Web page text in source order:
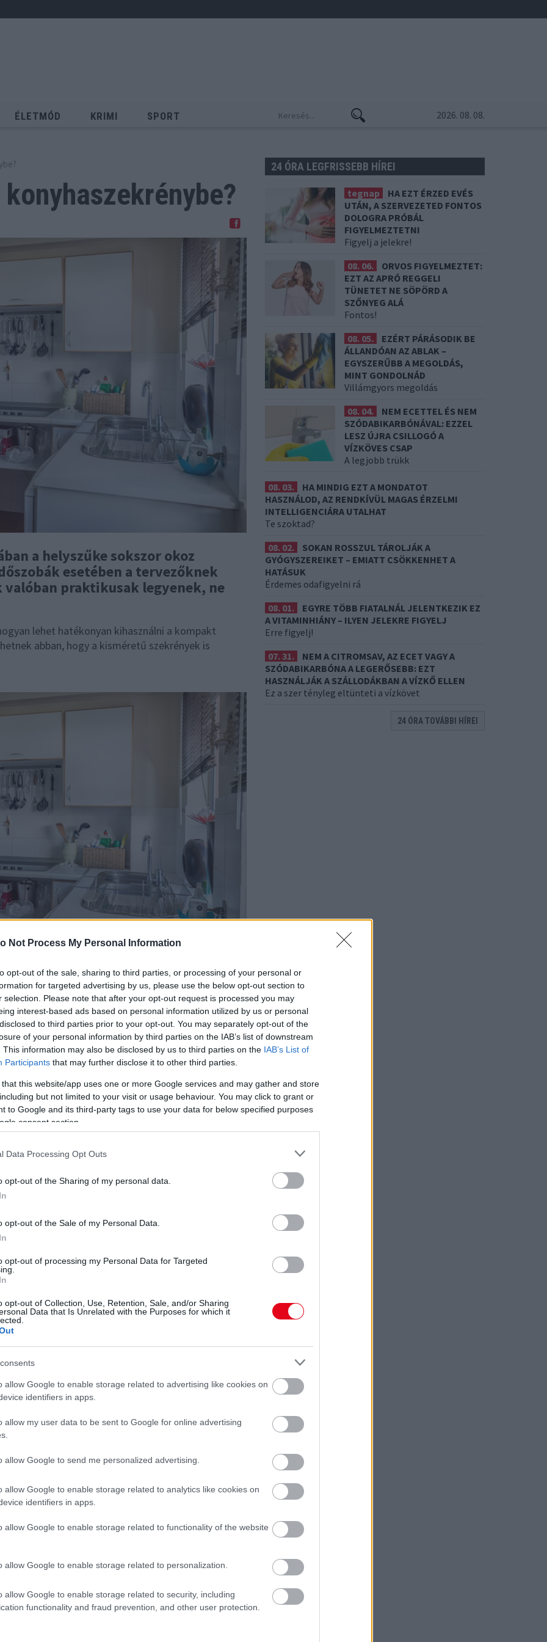
Not Process My Personal Information
opt-out of the sale, sharing to third parties, or processing of your personal or
for targeted advertising by us, please use the below opt-out section to
selection. Please note that after your opt-out request is processed you may
interest-based ads based on personal information utilized by us or personal
to third parties prior to your opt-out. You may separately opt-out of the
of your personal information by third parties on the IAB’s list of downstream
This information may also be disclosed by us to third parties on the IAB’s List of
Participants that may further disclose it to other third parties.
that this website/app uses one or more Google services and may gather and store
but not limited to your visit or usage behaviour. You may click to grant or
to Google and its third-party tags to use your data for below specified purposes
consent section.
Data Processing Opt Outs
opt-out of the Sharing of my personal data.
opt-out of the Sale of my Personal Data.
opt-out of processing my Personal Data for Targeted
opt-out of Collection, Use, Retention, Sale, and/or Sharing
Data that Is Unrelated with the Purposes for which it
allow Google to enable storage related to advertising like cookies on
identifiers in apps.
allow my user data to be sent to Google for online advertising
allow Google to send me personalized advertising.
allow Google to enable storage related to analytics like cookies on
identifiers in apps.
allow Google to enable storage related to functionality of the website
allow Google to enable storage related to personalization.
allow Google to enable storage related to security, including
functionality and fraud prevention, and other user protection.
ÉLETMÓD KRIMI SPORT 2026. 08. 08.
konyhaszekrénybe?
a helyszűke sokszor okoz
esetében a tervezőknek
praktikusak legyenek, ne
lehet hatékonyan kihasználni a kompakt
abban, hogy a kisméretű szekrények is
szekrények
tudja, hogy nem egyszerű megtalálni az
feletti szekrény, vagy a mosdó fölött lévő
arra, hogy a szekrény ajtaja kényelmesen
megfelelő vasalatok kiválasztásában. A Sevroland
például kifejezetten kis mélységű szekrényekhez
125 mm.
terekhez
felfelé nyíljanak, így szabadon hagyják a
jönnek, amikor kicsi a hely, ugyanakkor a
Nincs szükség erőkifejtésre, az ajtó egyszerűen,
ahol a hely kicsi, ez elengedhetetlen.
a legkisebb és egyben legolcsóbb tagja. Azért
régi gázteleszkópos felnyílókra, melyek
tönkrement, és általában 1-2 éven belül ki kellett
Alig kerül többe, de minden ponton megállítható
lágyan záródik az ajtó. Néhány év
a piacról - nem véletlenül…
használnak üvegezett előlapokat vagy
a választás, mert optikailag nagyítják a
például erősebb technológiára van
megoldások is működnek. A legsokoldalúbb
amelynek köszönhetően olcsóbb és gyorsabb
24 ÓRA LEGFRISSEBB HÍREI
tegnap
HA EZT ÉRZED EVÉS
UTÁN, A SZERVEZETED FONTOS
DOLOGRA PRÓBÁL
FIGYELMEZTETNI
Figyelj a jelekre!
08. 06.
ORVOS FIGYELMEZTET:
EZT AZ APRÓ REGGELI
TÜNETET NE SÖPÖRD A
SZŐNYEG ALÁ
Fontos!
08. 05.
EZÉRT PÁRÁSODIK BE
ÁLLANDÓAN AZ ABLAK –
EGYSZERŰBB A MEGOLDÁS,
MINT GONDOLNÁD
Villámgyors megoldás
08. 04.
NEM ECETTEL ÉS NEM
SZÓDABIKARBÓNÁVAL: EZZEL
LESZ ÚJRA CSILLOGÓ A
VÍZKÖVES CSAP
A legjobb trükk
08. 03.
HA MINDIG EZT A MONDATOT
HASZNÁLOD, AZ RENDKÍVÜL MAGAS ÉRZELMI
INTELLIGENCIÁRA UTALHAT
Te szoktad?
08. 02.
SOKAN ROSSZUL TÁROLJÁK A
GYÓGYSZEREIKET – EMIATT CSÖKKENHET A
HATÁSUK
Érdemes odafigyelni rá
08. 01.
EGYRE TÖBB FIATALNÁL JELENTKEZIK EZ
A VITAMINHIÁNY – ILYEN JELEKRE FIGYELJ
Erre figyelj!
07. 31.
NEM A CITROMSAV, AZ ECET VAGY A
SZÓDABIKARBÓNA A LEGERŐSEBB: EZT
HASZNÁLJÁK A SZÁLLODÁKBAN A VÍZKŐ ELLEN
Ez a szer tényleg eltünteti a vízkövet
24 ÓRA TOVÁBBI HÍREI